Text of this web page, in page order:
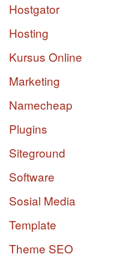
Hostgator
Hosting
Kursus Online
Marketing
Namecheap
Plugins
Siteground
Software
Sosial Media
Template
Theme SEO